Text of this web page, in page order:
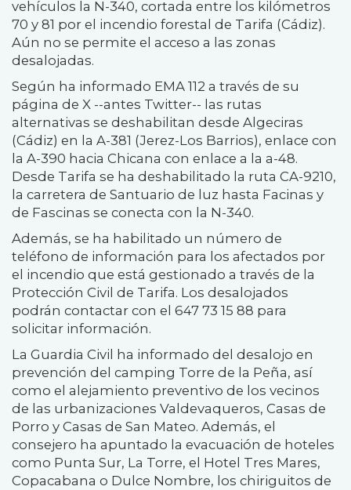
vehículos la N-340, cortada entre los kilómetros
70 y 81 por el incendio forestal de Tarifa (Cádiz).
Aún no se permite el acceso a las zonas
desalojadas.
Según ha informado EMA 112 a través de su
página de X --antes Twitter-- las rutas
alternativas se deshabilitan desde Algeciras
(Cádiz) en la A-381 (Jerez-Los Barrios), enlace con
la A-390 hacia Chicana con enlace a la a-48.
Desde Tarifa se ha deshabilitado la ruta CA-9210,
la carretera de Santuario de luz hasta Facinas y
de Fascinas se conecta con la N-340.
Además, se ha habilitado un número de
teléfono de información para los afectados por
el incendio que está gestionado a través de la
Protección Civil de Tarifa. Los desalojados
podrán contactar con el 647 73 15 88 para
solicitar información.
La Guardia Civil ha informado del desalojo en
prevención del camping Torre de la Peña, así
como el alejamiento preventivo de los vecinos
de las urbanizaciones Valdevaqueros, Casas de
Porro y Casas de San Mateo. Además, el
consejero ha apuntado la evacuación de hoteles
como Punta Sur, La Torre, el Hotel Tres Mares,
Copacabana o Dulce Nombre, los chiriguitos de